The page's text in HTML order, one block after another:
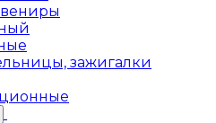
зажигалки